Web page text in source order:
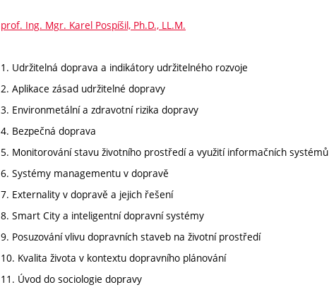
prof. Ing. Mgr. Karel Pospíšil, Ph.D., LL.M.
1. Udržitelná doprava a indikátory udržitelného rozvoje
2. Aplikace zásad udržitelné dopravy
3. Environmetální a zdravotní rizika dopravy
4. Bezpečná doprava
5. Monitorování stavu životního prostředí a využití informačních systémů
6. Systémy managementu v dopravě
7. Externality v dopravě a jejich řešení
8. Smart City a inteligentní dopravní systémy
9. Posuzování vlivu dopravních staveb na životní prostředí
10. Kvalita života v kontextu dopravního plánování
11. Úvod do sociologie dopravy